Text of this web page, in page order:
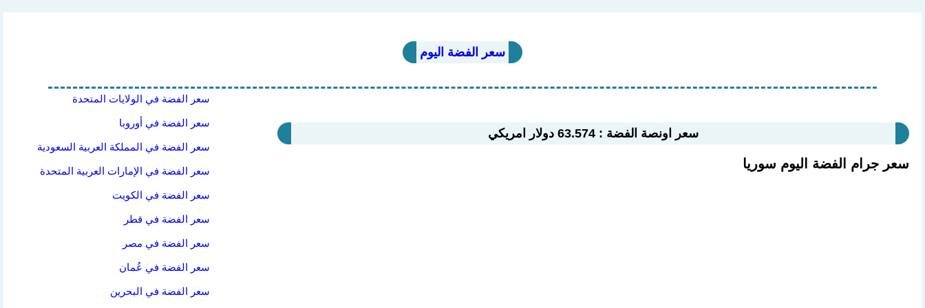
سعر الفضة اليوم
سعر اونصة الفضة : 63.574 دولار امريكي
سعر جرام الفضة اليوم سوريا
سعر الفضة في الولايات المتحدة
سعر الفضة في أوروبا
سعر الفضة في المملكة العربية السعودية
سعر الفضة في الإمارات العربية المتحدة
سعر الفضة في الكويت
سعر الفضة في قطر
سعر الفضة في مصر
سعر الفضة في عُمان
سعر الفضة في البحرين